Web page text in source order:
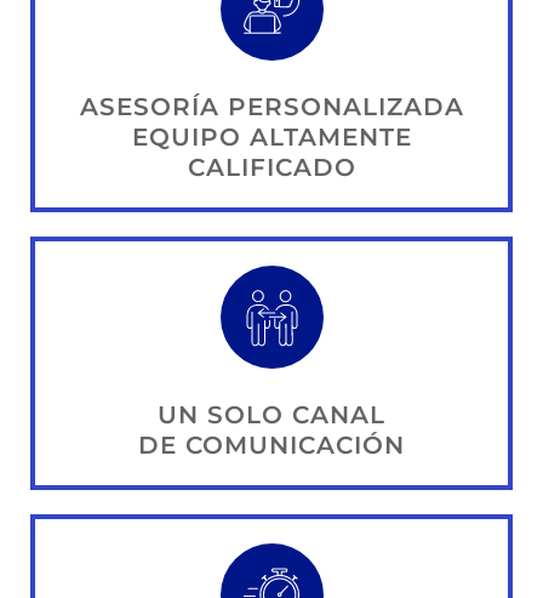
ASESORÍA PERSONALIZADA
EQUIPO ALTAMENTE
CALIFICADO
UN SOLO CANAL
DE COMUNICACIÓN